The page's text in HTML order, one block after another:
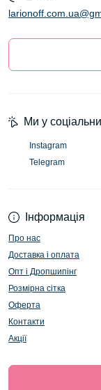
Інформація
Про нас
Доставка і оплата
Опт і Дропшипінг
Розмірна сітка
Оферта
Контакти
Акції
Ми у
Instagram
Telegram